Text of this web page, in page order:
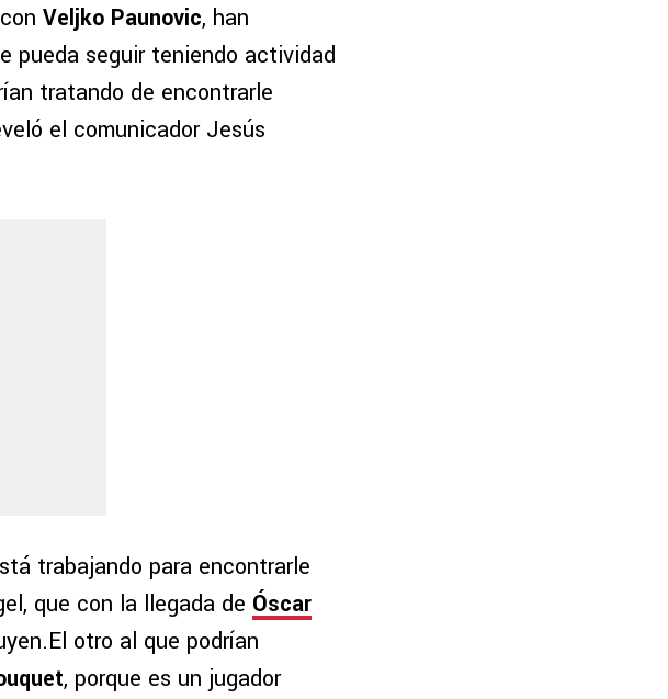
Veljko Paunovic, han
pueda seguir teniendo actividad
tratando de encontrarle
el comunicador Jesús
trabajando para encontrarle
que con la llegada de Óscar
otro al que podrían
, porque es un jugador